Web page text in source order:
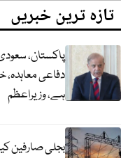
تازہ ترین خبریں
پاکستان،
دفاعی
ہے، وزیراعظم
بجلی صارفین